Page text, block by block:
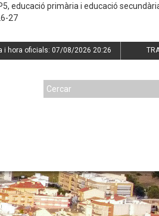
educació primària i educació
27
i hora oficials: 07/08/2026 20:26